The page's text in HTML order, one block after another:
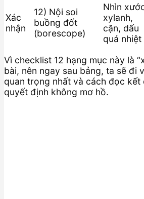
Xác
nhận
12) Nội soi
buồng đốt
(borescope)
Nhìn
xylanh,
cặn, dấu
quá nhiệt
Vì checklist 12 hạng mục này là
bài, nên ngay sau bảng, ta sẽ đi
quan trọng nhất và cách đọc kết
quyết định không mơ hồ.